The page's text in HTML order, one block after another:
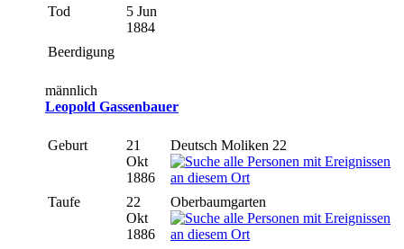
Tod
5 Jun
1884
Beerdigung
männlich
Leopold Gassenbauer
Geburt
21
Okt
1886
Deutsch Moliken 22
Taufe
22
Okt
1886
Oberbaumgarten